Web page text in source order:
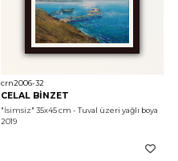
crn2006-32
CELAL BİNZET
"İsimsiz" 35x45 cm - Tuval üzeri yağlı boya
2019